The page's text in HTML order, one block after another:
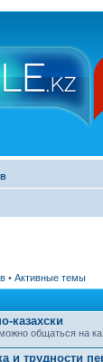
• Активные темы
казахски
общаться на
и трудности